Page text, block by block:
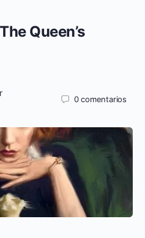
Queen’s
0comentarios